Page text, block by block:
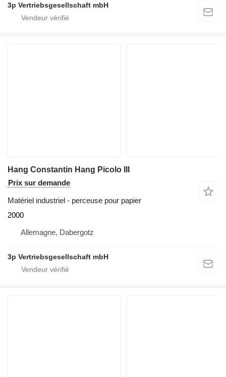
3p Vertriebsgesellschaft mbH
Hang Constantin Hang Picolo III
Prix sur demande
Matériel industriel - perceuse pour papier
2000
Allemagne, Dabergotz
3p Vertriebsgesellschaft mbH